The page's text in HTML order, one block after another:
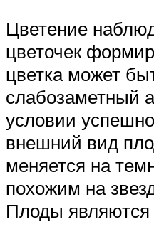
Цветение
цветочек
цветка может
слабозаметный
условии
внешний вид
меняется на
похожим на
Плоды